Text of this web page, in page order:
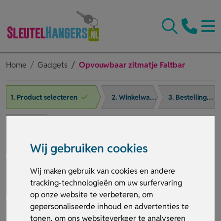
Wij gebruiken cookies
Wij maken gebruik van cookies en andere
tracking-technologieën om uw surfervaring
op onze website te verbeteren, om
gepersonaliseerde inhoud en advertenties te
tonen, om ons websiteverkeer te analyseren
Home Gadgets Opvouwbaar zitmatje Faltbar
1. Product selecteren 2. Winkelwagen 3. Bestelling afronden